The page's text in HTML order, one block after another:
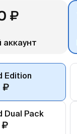
₽
аккаунт
Edition
₽
Dual Pack